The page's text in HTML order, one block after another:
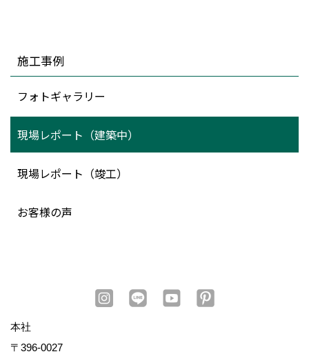
施工事例
フォトギャラリー
現場レポート（建築中）
現場レポート（竣工）
お客様の声
本社
〒396-0027